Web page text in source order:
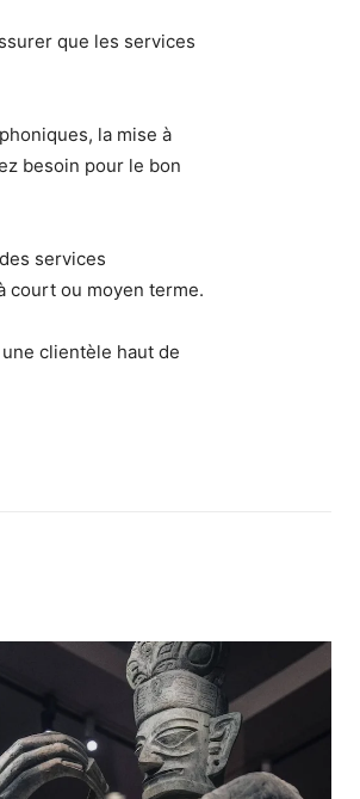
que les services
la mise à
besoin pour le bon
services
court ou moyen terme.
clientèle haut de